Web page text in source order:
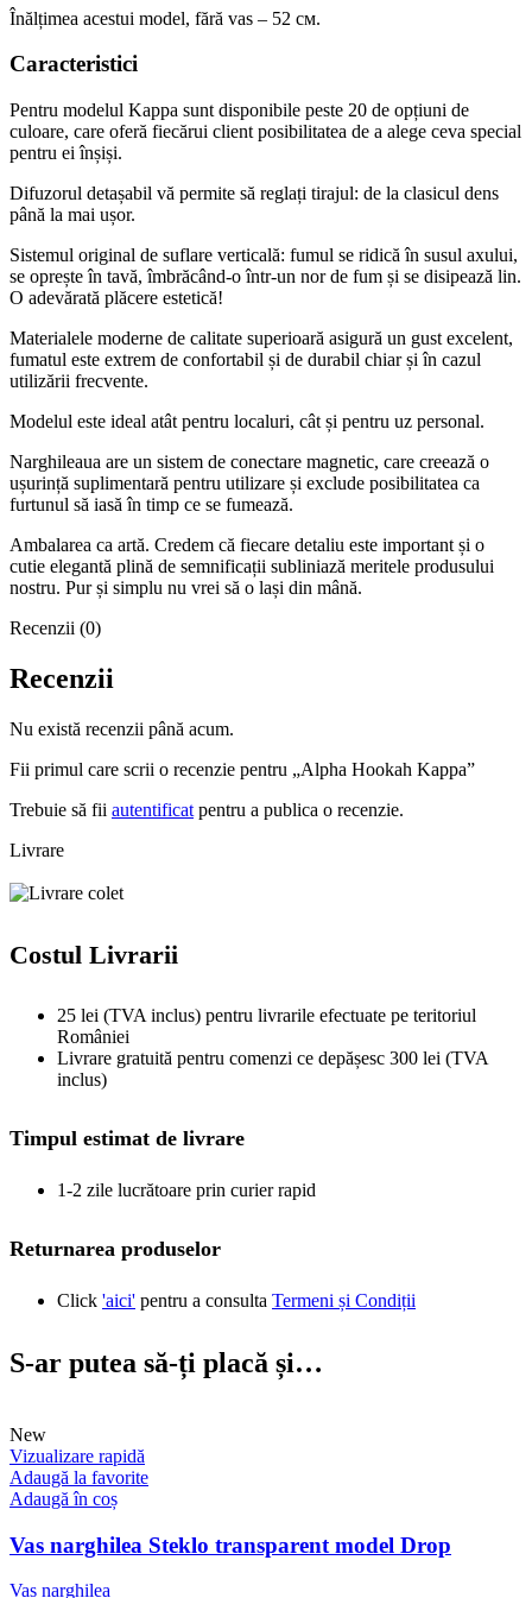
Înălțimea acestui model, fără vas – 52 см.
Caracteristici
Pentru modelul Kappa sunt disponibile peste 20 de opțiuni de
culoare, care oferă fiecărui client posibilitatea de a alege ceva special
pentru ei înșiși.
Difuzorul detașabil vă permite să reglați tirajul: de la clasicul dens
până la mai ușor.
Sistemul original de suflare verticală: fumul se ridică în susul axului,
se oprește în tavă, îmbrăcând-o într-un nor de fum și se disipează lin.
O adevărată plăcere estetică!
Materialele moderne de calitate superioară asigură un gust excelent,
fumatul este extrem de confortabil și de durabil chiar și în cazul
utilizării frecvente.
Modelul este ideal atât pentru localuri, cât și pentru uz personal.
Narghileaua are un sistem de conectare magnetic, care creează o
ușurință suplimentară pentru utilizare și exclude posibilitatea ca
furtunul să iasă în timp ce se fumează.
Ambalarea ca artă. Credem că fiecare detaliu este important și o
cutie elegantă plină de semnificații subliniază meritele produsului
nostru. Pur și simplu nu vrei să o lași din mână.
Recenzii (0)
Recenzii
Nu există recenzii până acum.
Fii primul care scrii o recenzie pentru „Alpha Hookah Kappa”
Trebuie să fii autentificat pentru a publica o recenzie.
Livrare
Costul Livrarii
25 lei (TVA inclus) pentru livrarile efectuate pe teritoriul
României
Livrare gratuită pentru comenzi ce depășesc 300 lei (TVA
inclus)
Timpul estimat de livrare
1-2 zile lucrătoare prin curier rapid
Returnarea produselor
Click 'aici' pentru a consulta Termeni și Condiții
S-ar putea să-ți placă și…
New
Vizualizare rapidă
Adaugă la favorite
Adaugă în coș
Vas narghilea Steklo transparent model Drop
Vas narghilea